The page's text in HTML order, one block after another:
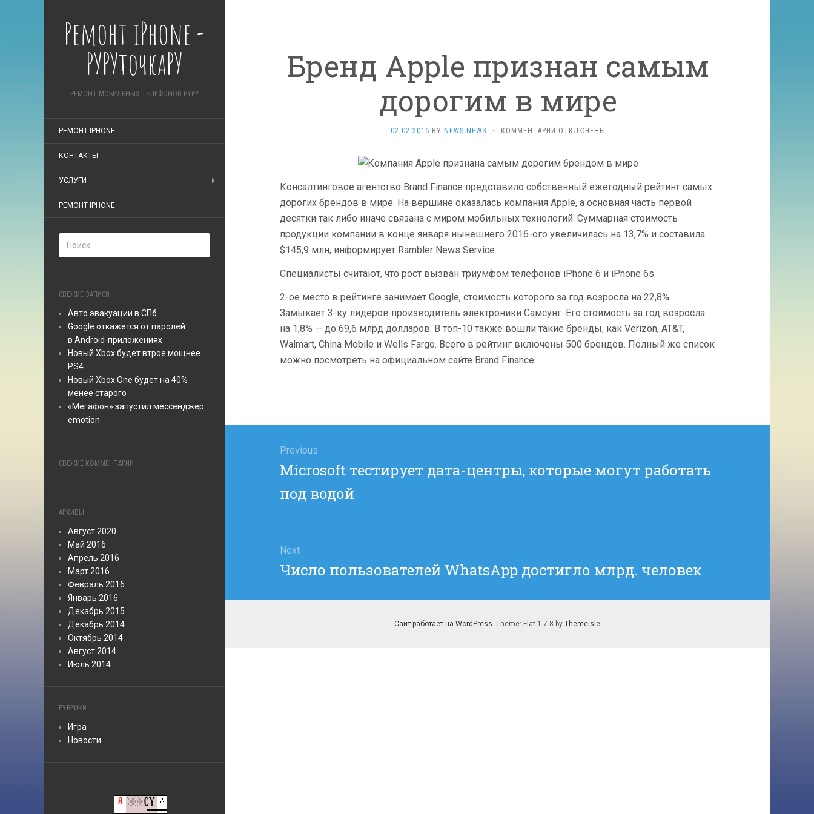
Ремонт iPhone -
РУРУточкаРУ
РЕМОНТ МОБИЛЬНЫХ ТЕЛЕФОНОВ PYPY
РЕМОНТ IPHONE
КОНТАКТЫ
УСЛУГИ
РЕМОНТ IPHONE
СВЕЖИЕ ЗАПИСИ
Авто эвакуации в СПб
Google откажется от паролей
в Android-приложениях
Новый Xbox будет втрое мощнее
PS4
Новый Xbox One будет на 40%
менее старого
«Мегафон» запустил мессенджер
emotion
СВЕЖИЕ КОММЕНТАРИИ
АРХИВЫ
Август 2020
Май 2016
Апрель 2016
Март 2016
Февраль 2016
Январь 2016
Декабрь 2015
Декабрь 2014
Октябрь 2014
Август 2014
Июль 2014
РУБРИКИ
Игра
Новости
Бренд Apple признан самым
дорогим в мире
02.02.2016 BY NEWS NEWS · КОММЕНТАРИИ К
APPLE
САМЫМ
ДОРОГИМ
ОТКЛЮЧЕНЫ
Консалтинговое агентство Brand Finance представило собственный ежегодный рейтинг самых
дорогих брендов в мире. На вершине оказалась компания Apple, а основная часть первой
десятки так либо иначе связана с миром мобильных технологий. Суммарная стоимость
продукции компании в конце января нынешнего 2016-ого увеличилась на 13,7% и составила
$145,9 млн, информирует Rambler News Service.
Специалисты считают, что рост вызван триумфом телефонов iPhone 6 и iPhone 6s.
2-ое место в рейтинге занимает Google, стоимость которого за год возросла на 22,8%.
Замыкает 3-ку лидеров производитель электроники Самсунг. Его стоимость за год возросла
на 1,8% — до 69,6 млрд долларов. В топ-10 также вошли такие бренды, как Verizon, AT&T,
Walmart, China Mobile и Wells Fargo. Всего в рейтинг включены 500 брендов. Полный же список
можно посмотреть на официальном сайте Brand Finance.
записям
Previous
Previous
Microsoft тестирует дата-центры, которые могут работать
под водой
Next
Next
Число пользователей WhatsApp достигло млрд. человек
Сайт работает на WordPress . Theme: Flat 1.7.8 by Themeisle.